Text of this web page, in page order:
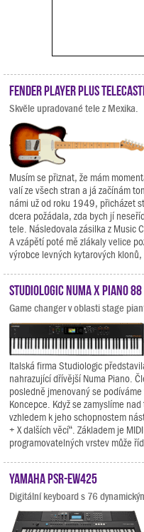
Fender Player Plus
Skvěle upradované tele z Mexika.
Musím se přiznat, že mám
valí ze všech stran a já začínám
námi už od roku 1949, přicházet
dcera požádala, zda bych jí
tele. Následovala zásilka z Music
A vzápětí poté mě zlákaly velice
výrobce levných kytarových klonů,
Studiologic Numa X Piano 88
Game changer v oblasti stage
Italská firma Studiologic
nahrazující dřívější Numa Piano.
posledně jmenovaný se podíváme
Koncepce. Když se zamyslíme
vzhledem k jeho schopnostem
+ X dalších věcí“. Základem je
programovatelných vrstev může
Yamaha PSR-EW425
Digitální keyboard s 76